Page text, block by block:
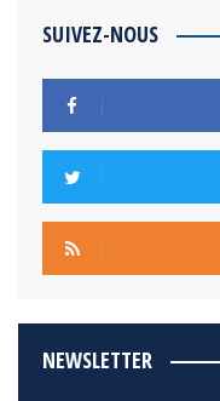
SUIVEZ-NOUS
NEWSLETTER